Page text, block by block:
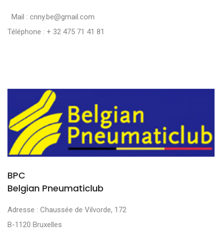
Mail : cnny.be@gmail.com
Téléphone : + 32 475 71 41 81
BPC
Belgian Pneumaticlub
Adresse : Chaussée de Vilvorde, 172
B-1120 Bruxelles